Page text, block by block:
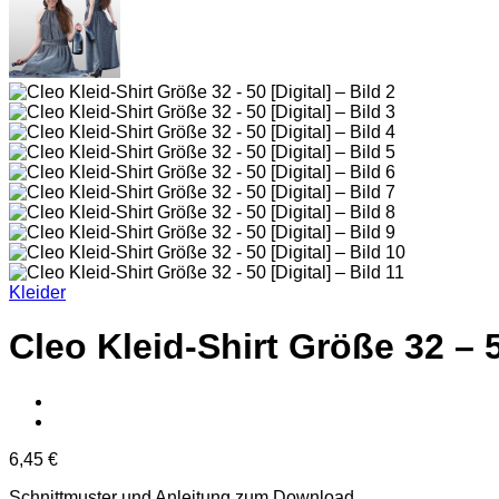
Kleider
Cleo Kleid-Shirt Größe 32 –
6,45 €